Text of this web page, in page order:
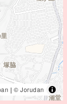
|© Jorudan